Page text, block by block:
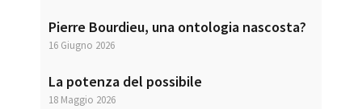
Pierre Bourdieu, una ontologia nascosta?
16 Giugno 2026
La potenza del possibile
18 Maggio 2026